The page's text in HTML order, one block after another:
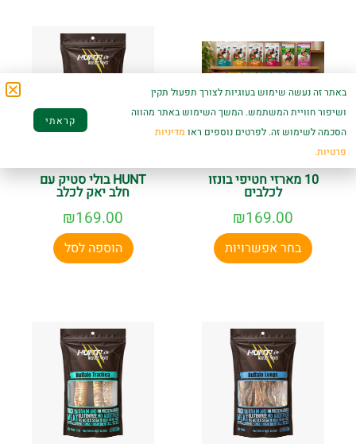
10 מארזי חטיפי בונזו
לכלבים
₪169.00
בחר אפשרויות
HUNT בולי סטיק עם
חלב יאק לכלב
₪169.00
הוספה לסל
באתר זה נעשה שימוש בעוגיות לצורך תפעול תקין
ושיפור חוויית המשתמש. המשך השימוש באתר מהווה
הסכמה לשימוש זה. לפרטים נוספים ראו מדיניות
פרטיות.
קראתי